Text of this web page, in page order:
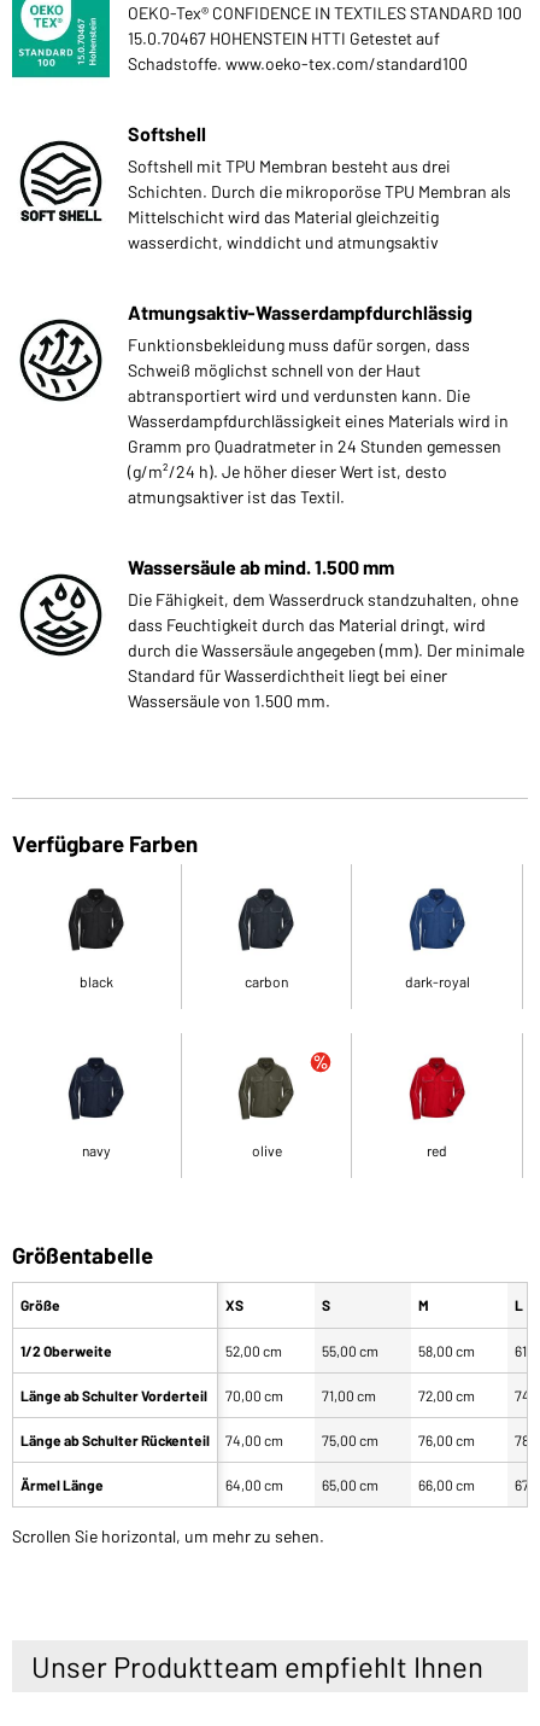
OEKO-Tex® CONFIDENCE IN TEXTILES STANDARD 100
15.0.70467 HOHENSTEIN HTTI Getestet auf
Schadstoffe. www.oeko-tex.com/standard100
Softshell
Softshell mit TPU Membran besteht aus drei
Schichten. Durch die mikroporöse TPU Membran als
Mittelschicht wird das Material gleichzeitig
wasserdicht, winddicht und atmungsaktiv
Atmungsaktiv-Wasserdampfdurchlässig
Funktionsbekleidung muss dafür sorgen, dass
Schweiß möglichst schnell von der Haut
abtransportiert wird und verdunsten kann. Die
Wasserdampfdurchlässigkeit eines Materials wird in
Gramm pro Quadratmeter in 24 Stunden gemessen
(g/m²/24 h). Je höher dieser Wert ist, desto
atmungsaktiver ist das Textil.
Wassersäule ab mind. 1.500 mm
Die Fähigkeit, dem Wasserdruck standzuhalten, ohne
dass Feuchtigkeit durch das Material dringt, wird
durch die Wassersäule angegeben (mm). Der minimale
Standard für Wasserdichtheit liegt bei einer
Wassersäule von 1.500 mm.
Verfügbare Farben
black carbon dark-royal
navy olive red
Größentabelle
Größe
1/2 Oberweite
Länge ab Schulter Vorderteil
Länge ab Schulter Rückenteil
Ärmel Länge
XS S M L
52,00 cm 55,00 cm 58,00 cm
70,00 cm 71,00 cm 72,00 cm
74,00 cm 75,00 cm 76,00 cm
64,00 cm 65,00 cm 66,00 cm
Scrollen Sie horizontal, um mehr zu sehen.
Unser Produktteam empfiehlt Ihnen